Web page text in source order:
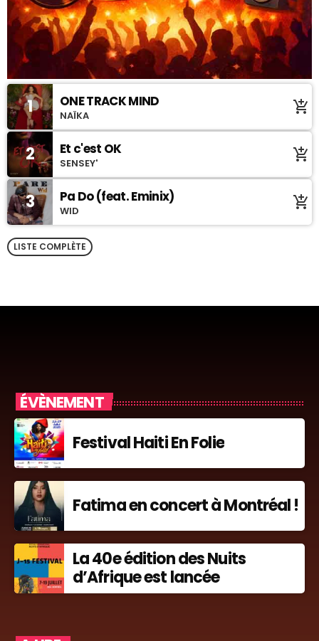
1 ONE TRACK MIND
NAÏKA add_shopping_cart
2 Et c'est OK
SENSEY' add_shopping_cart
3 Pa Do (feat. Eminix)
WID add_shopping_cart
LISTE COMPLÈTE
ÉVÈNEMENT
Festival Haiti En Folie
Fatima en concert à Montréal !
La 40e édition des Nuits
d’Afrique est lancée